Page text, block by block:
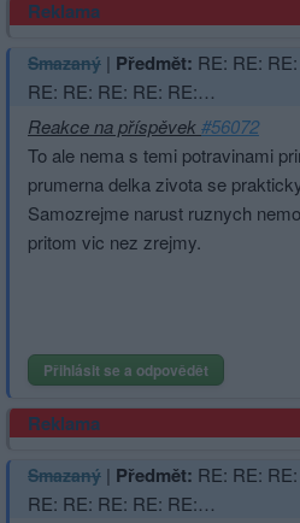
Reklama
Smazaný | Předmět: RE: RE:
RE: RE: RE: RE: RE:…
Reakce na příspěvek#56072
To ale nema s temi potravinami
prumerna delka zivota se
Samozrejme narust ruznych
pritom vic nez zrejmy.
Přihlásit se a odpovědět
Reklama
Smazaný | Předmět: RE: RE:
RE: RE: RE: RE: RE:…